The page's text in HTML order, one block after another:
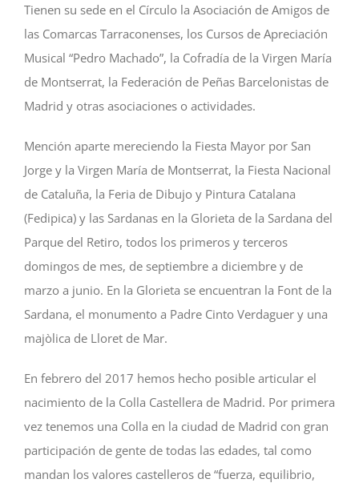
Tienen su sede en el Círculo la Asociación de Amigos de
las Comarcas Tarraconenses, los Cursos de Apreciación
Musical “Pedro Machado”, la Cofradía de la Virgen María
de Montserrat, la Federación de Peñas Barcelonistas de
Madrid y otras asociaciones o actividades.
Mención aparte mereciendo la Fiesta Mayor por San
Jorge y la Virgen María de Montserrat, la Fiesta Nacional
de Cataluña, la Feria de Dibujo y Pintura Catalana
(Fedipica) y las Sardanas en la Glorieta de la Sardana del
Parque del Retiro, todos los primeros y terceros
domingos de mes, de septiembre a diciembre y de
marzo a junio. En la Glorieta se encuentran la Font de la
Sardana, el monumento a Padre Cinto Verdaguer y una
majòlica de Lloret de Mar.
En febrero del 2017 hemos hecho posible articular el
nacimiento de la Colla Castellera de Madrid. Por primera
vez tenemos una Colla en la ciudad de Madrid con gran
participación de gente de todas las edades, tal como
mandan los valores castelleros de “fuerza, equilibrio,